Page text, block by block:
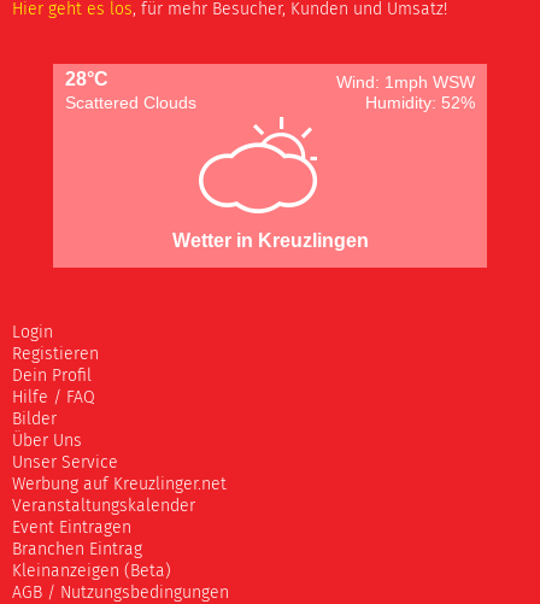
Hier geht es los, für mehr Besucher, Kunden und Umsatz!
28°C
Wind: 1mph WSW
Scattered Clouds
Humidity: 52%
Wetter in Kreuzlingen
Login
Registieren
Dein Profil
Hilfe / FAQ
Bilder
Über Uns
Unser Service
Werbung auf Kreuzlinger.net
Veranstaltungskalender
Event Eintragen
Branchen Eintrag
Kleinanzeigen (Beta)
AGB / Nutzungsbedingungen